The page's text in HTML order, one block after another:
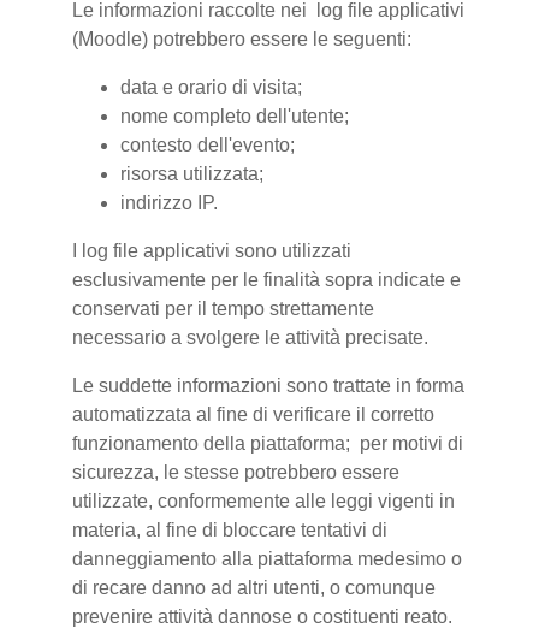
Le informazioni raccolte nei log file applicativi
(Moodle) potrebbero essere le seguenti:
data e orario di visita;
nome completo dell'utente;
contesto dell'evento;
risorsa utilizzata;
indirizzo IP.
I log file applicativi sono utilizzati
esclusivamente per le finalità sopra indicate e
conservati per il tempo strettamente
necessario a svolgere le attività precisate.
Le suddette informazioni sono trattate in forma
automatizzata al fine di verificare il corretto
funzionamento della piattaforma; per motivi di
sicurezza, le stesse potrebbero essere
utilizzate, conformemente alle leggi vigenti in
materia, al fine di bloccare tentativi di
danneggiamento alla piattaforma medesimo o
di recare danno ad altri utenti, o comunque
prevenire attività dannose o costituenti reato.